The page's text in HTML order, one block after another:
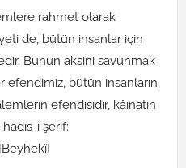
rahmet olarak
de, bütün insanlar için
Bunun aksini savunmak
efendimiz, bütün insanların,
efendisidir, kâinatın
i şerif: